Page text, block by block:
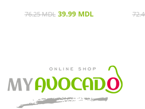
76.25MDL 39.99 MDL